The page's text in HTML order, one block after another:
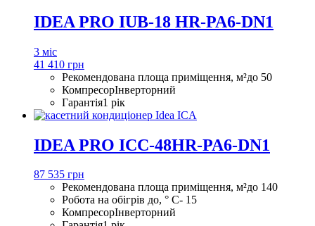
IDEA PRO IUB-18 HR-PA6-DN1
3 міс
41 410 грн
Рекомендована площа приміщення, м²до 50
КомпресорІнверторний
Гарантія1 рік
IDEA PRO ICC-48HR-PA6-DN1
87 535 грн
Рекомендована площа приміщення, м²до 140
Робота на обігрів до, ° С- 15
КомпресорІнверторний